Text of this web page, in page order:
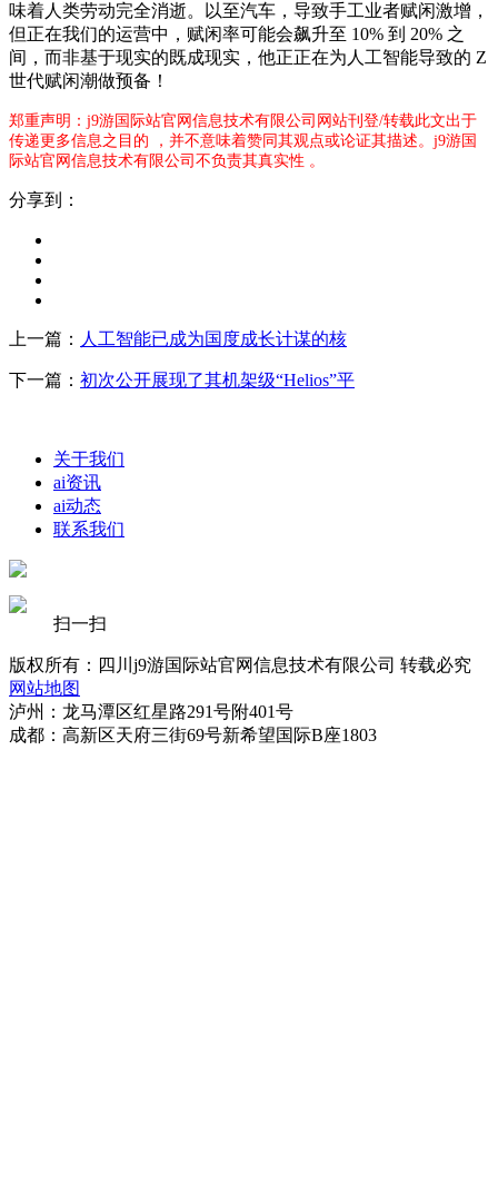
味着人类劳动完全消逝。以至汽车，导致手工业者赋闲激增，
但正在我们的运营中，赋闲率可能会飙升至 10% 到 20% 之
间，而非基于现实的既成现实，他正正在为人工智能导致的 Z
世代赋闲潮做预备！
郑重声明：j9游国际站官网信息技术有限公司网站刊登/转载此文出于
传递更多信息之目的 ，并不意味着赞同其观点或论证其描述。j9游国
际站官网信息技术有限公司不负责其真实性 。
分享到：
上一篇： 人工智能已成为国度成长计谋的核
下一篇： 初次公开展现了其机架级“Helios”平
关于我们
ai资讯
ai动态
联系我们
扫一扫
版权所有：四川j9游国际站官网信息技术有限公司 转载必究
网站地图
泸州：龙马潭区红星路291号附401号
成都：高新区天府三街69号新希望国际B座1803